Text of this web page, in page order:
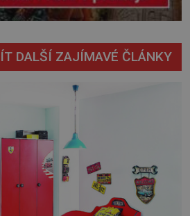
DALŠÍ ZAJÍMAVÉ ČLÁNKY